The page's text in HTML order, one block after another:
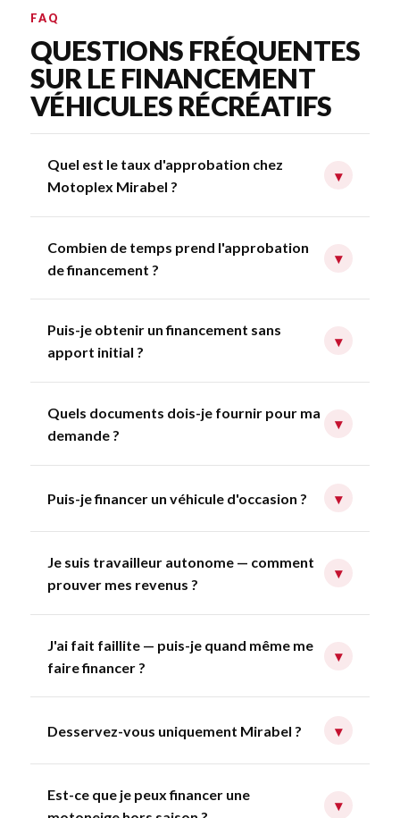
FAQ
QUESTIONS FRÉQUENTES
SUR LE FINANCEMENT
VÉHICULES RÉCRÉATIFS
Quel est le taux d'approbation chez
Motoplex Mirabel ?
▾
Combien de temps prend l'approbation
de financement ?
▾
Puis-je obtenir un financement sans
apport initial ?
▾
Quels documents dois-je fournir pour ma
demande ?
▾
Puis-je financer un véhicule d'occasion ? ▾
Je suis travailleur autonome — comment
prouver mes revenus ?
▾
J'ai fait faillite — puis-je quand même me
faire financer ?
▾
Desservez-vous uniquement Mirabel ? ▾
Est-ce que je peux financer une
▾